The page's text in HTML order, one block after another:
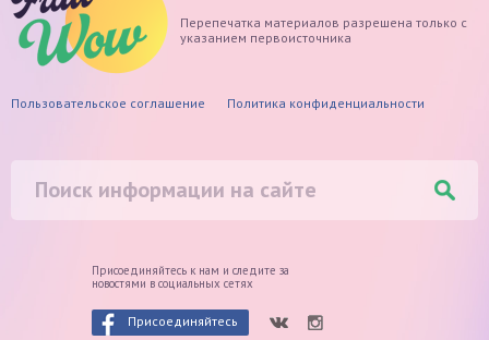
Перепечатка материалов разрешена только с
указанием первоисточника
Пользовательское соглашение Политика конфиденциальности
Присоединяйтесь к нам и следите за
новостями в социальных сетях
Присоединяйтесь